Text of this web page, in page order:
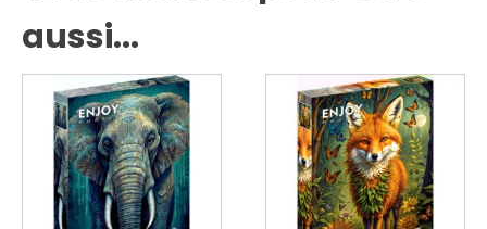
aussi...